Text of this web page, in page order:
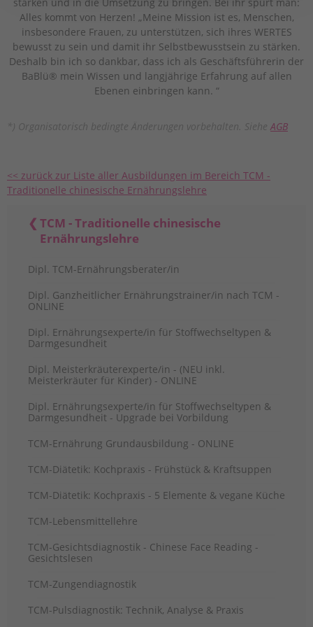
Alles kommt von Herzen! „Meine Mission ist es, Menschen,
insbesondere Frauen, zu unterstützen, sich ihres WERTES
bewusst zu sein und damit ihr Selbstbewusstsein zu stärken.
Deshalb bin ich so dankbar, dass ich als Geschäftsführerin der
BaBlü® mein Wissen und langjährige Erfahrung auf allen
Ebenen einbringen kann. “
*) Organisatorisch bedingte Änderungen vorbehalten. SieheAGB
<< zurück zur Liste aller Ausbildungen im Bereich TCM -
Traditionelle chinesische Ernährungslehre
TCM - Traditionelle chinesische
Ernährungslehre
Dipl. TCM-Ernährungsberater/in
Dipl. Ganzheitlicher Ernährungstrainer/in nach TCM -
ONLINE
Dipl. Ernährungsexperte/in für Stoffwechseltypen &
Darmgesundheit
Dipl. Meisterkräuterexperte/in - (NEU inkl.
Meisterkräuter für Kinder) - ONLINE
Dipl. Ernährungsexperte/in für Stoffwechseltypen &
Darmgesundheit - Upgrade bei Vorbildung
TCM-Ernährung Grundausbildung - ONLINE
TCM-Diätetik: Kochpraxis - Frühstück & Kraftsuppen
TCM-Diätetik: Kochpraxis - 5 Elemente & vegane Küche
TCM-Lebensmittellehre
TCM-Gesichtsdiagnostik - Chinese Face Reading -
Gesichtslesen
TCM-Zungendiagnostik
TCM-Pulsdiagnostik: Technik, Analyse & Praxis